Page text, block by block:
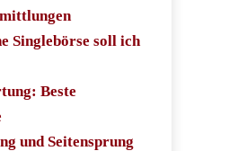
Singlebörse soll ich
Beste
und Seitensprung